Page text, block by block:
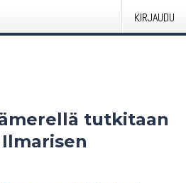
KIRJAUDU
tutkitaan